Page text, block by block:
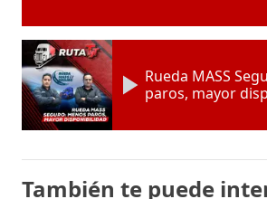
Rueda MASS
paros, mayor
También te puede